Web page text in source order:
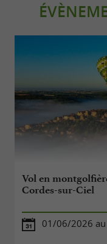
Vol en
Cordes-sur-Ciel
01/06/2026